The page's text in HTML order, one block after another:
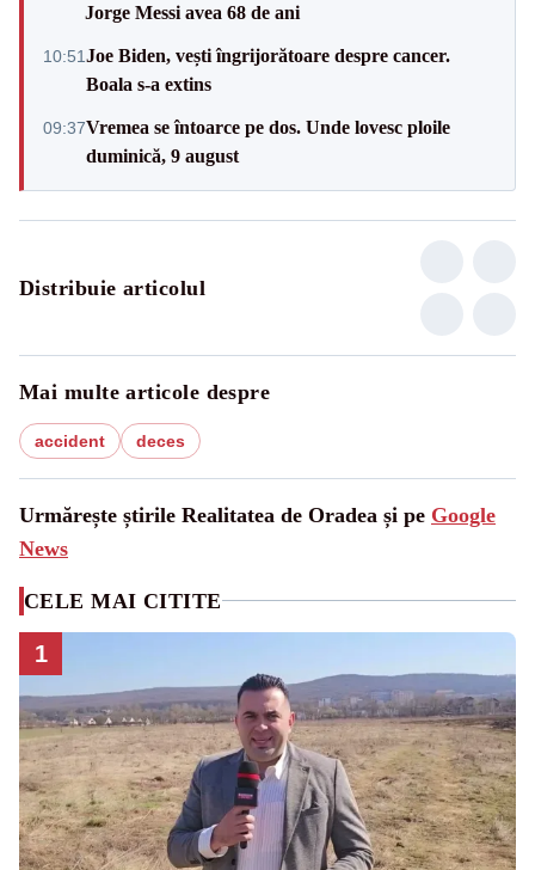
Jorge Messi avea 68 de ani
10:51Joe Biden, vești îngrijorătoare despre cancer.
Boala s-a extins
09:37Vremea se întoarce pe dos. Unde lovesc ploile
duminică, 9 august
Distribuie articolul
Mai multe articole despre
accident deces
Urmărește știrile Realitatea de Oradea și pe Google
News
CELE MAI CITITE
1